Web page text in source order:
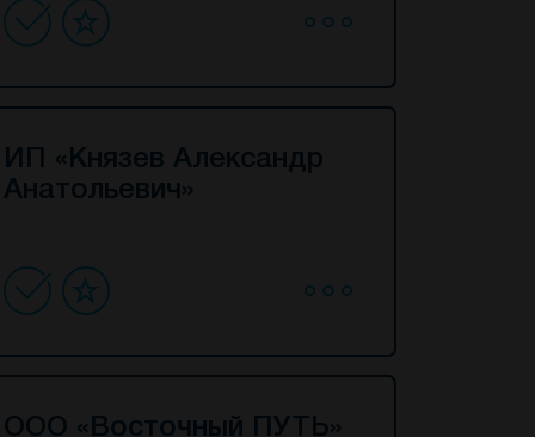
ИП «Князев Александр
Анатольевич»
ООО «Восточный ПУТЬ»